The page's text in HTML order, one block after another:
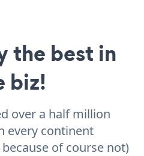
the best in
biz!
over a half million
every continent
of course not)